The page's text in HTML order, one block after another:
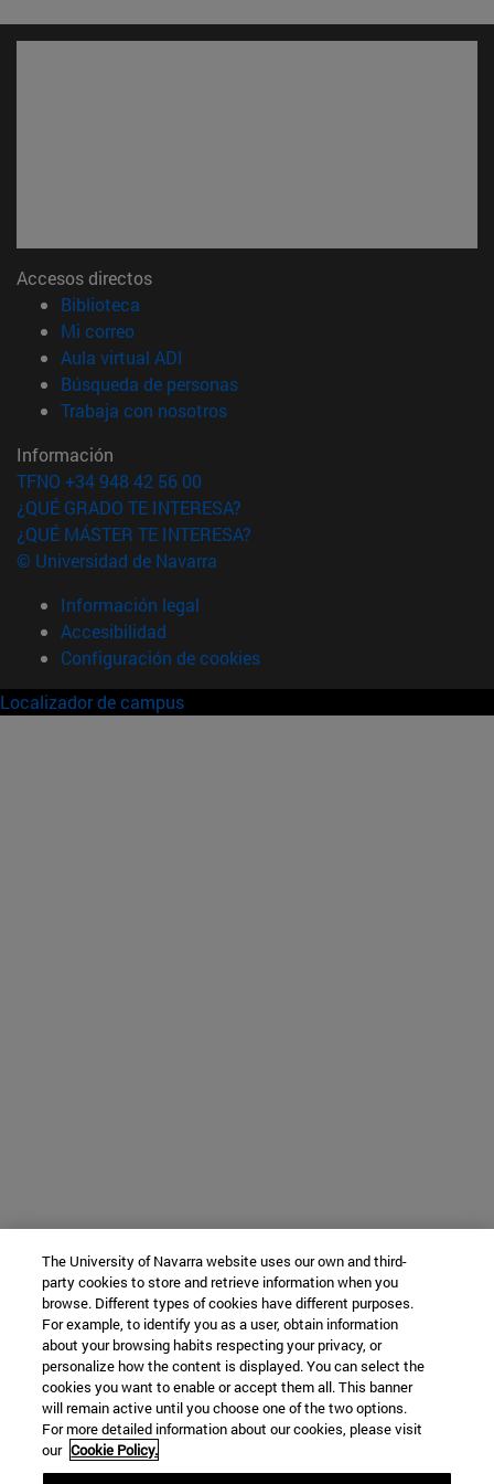
Accesos directos
Biblioteca
Mi correo(abre en nueva ventana)
Aula virtual ADI
Búsqueda de personas(abre en nueva ventana)
Trabaja con nosotros(abre en nueva ventana)
Información
TFNO +34 948 42 56 00
¿QUÉ GRADO TE INTERESA?
¿QUÉ MÁSTER TE INTERESA?
© Universidad de Navarra
Información legal
Accesibilidad
Configuración de cookies
Localizador de campus
The University of Navarra website uses our own and third-
party cookies to store and retrieve information when you
browse. Different types of cookies have different purposes.
For example, to identify you as a user, obtain information
about your browsing habits respecting your privacy, or
personalize how the content is displayed. You can select the
cookies you want to enable or accept them all. This banner
will remain active until you choose one of the two options.
For more detailed information about our cookies, please visit
our Cookie Policy.